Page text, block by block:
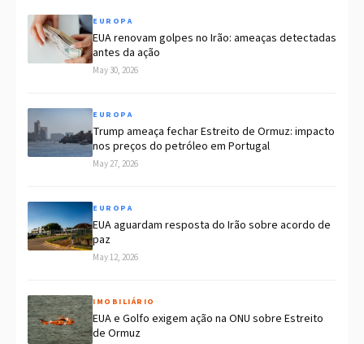
EUROPA
EUA renovam golpes no Irão: ameaças detectadas
antes da ação
May 30, 2026
EUROPA
Trump ameaça fechar Estreito de Ormuz: impacto
nos preços do petróleo em Portugal
May 27, 2026
EUROPA
EUA aguardam resposta do Irão sobre acordo de
paz
May 12, 2026
IMOBILIÁRIO
EUA e Golfo exigem ação na ONU sobre Estreito
de Ormuz